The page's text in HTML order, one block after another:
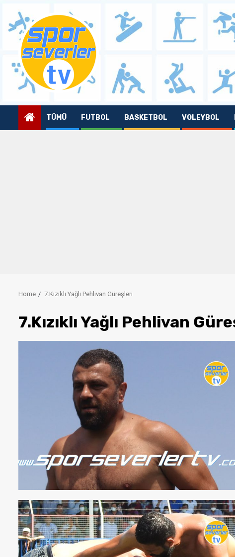
content
TÜMÜ FUTBOL BASKETBOL VOLEYBOL
Home 7.Kızıklı Yağlı Pehlivan Güreşleri
7.Kızıklı Yağlı Pehlivan